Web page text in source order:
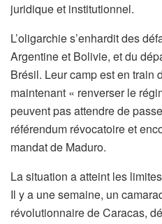
juridique et institutionnel.
L’oligarchie s’enhardit des
Argentine et Bolivie, et du
Brésil. Leur camp est en train
maintenant « renverser le
peuvent pas attendre de
référendum révocatoire et
mandat de Maduro.
La situation a atteint les
Il y a une semaine, un
révolutionnaire de Caracas,